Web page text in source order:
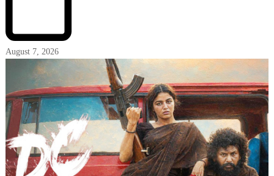
August 7, 2026